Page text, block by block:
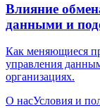
Влияние
данными и
Как меняющиеся
управления
организациях.
О насУсловия и